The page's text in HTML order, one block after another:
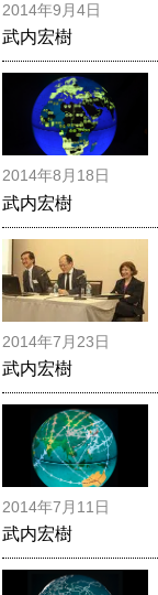
2014年9月4日
武内宏樹
2014年8月18日
武内宏樹
2014年7月23日
武内宏樹
2014年7月11日
武内宏樹